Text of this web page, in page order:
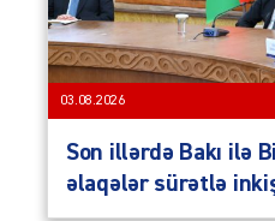
03.08.2026
Son illərdə Bakı ilə
əlaqələr sürətlə